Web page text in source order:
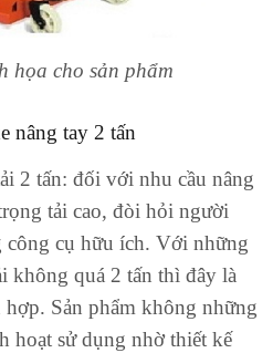
họa cho sản phẩm
nâng tay 2 tấn
2 tấn: đối với nhu cầu nâng
tải cao, đòi hỏi người
công cụ hữu ích. Với những
không quá 2 tấn thì đây là
Sản phẩm không những
hoạt sử dụng nhờ thiết kế